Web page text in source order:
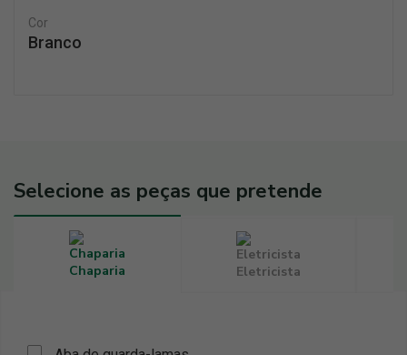
Cor
Branco
Selecione as peças que pretende
Chaparia Eletricista